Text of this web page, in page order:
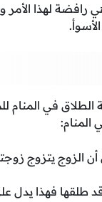
لهذا الأمر
الطلاق في المنام
الزوج يتزوج
قد طلقها فهذا